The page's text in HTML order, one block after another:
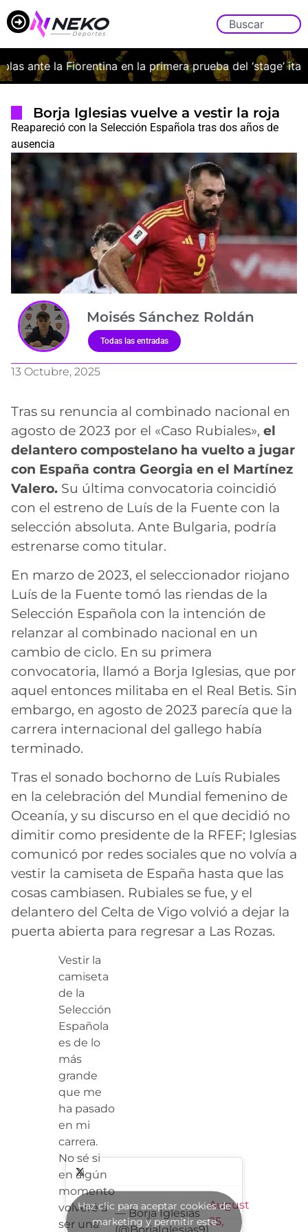
ante la Fiorentina en la primera prueba del ‘stage’
Borja Iglesias vuelve a vestir la roja
Reapareció con la Selección Española tras dos años de
ausencia
Moisés Sánchez Roldán
Todas las entradas
13 Octubre, 2025
Tras su renuncia al combinado nacional en
agosto de 2023 por el «Caso Rubiales», el
delantero compostelano ha vuelto a jugar
con España contra Georgia en el Martínez
Valero. Su última convocatoria coincidió
con el estreno de Luís de la Fuente con la
selección absoluta. Ante Bulgaria, podría
estrenarse como titular.
En marzo de 2023, el seleccionador riojano
Luís de la Fuente tomó las riendas de la
Selección Española con la intención de
relanzar al combinado nacional en un
cambio de ciclo. En su primera
convocatoria, llamó a Borja Iglesias, que por
aquel entonces militaba en el Real Betis. Sin
embargo, en agosto de 2023 parecía que la
carrera internacional del gallego había
terminado.
Tras el sonado bochorno de Luís Rubiales
en la celebración del Mundial femenino de
Oceanía, y su discurso en el que decidió no
dimitir como presidente de la RFEF; Iglesias
comunicó por redes sociales que no volvía a
vestir la camiseta de España hasta que las
cosas cambiasen. Rubiales se fue, y el
delantero del Celta de Vigo volvió a dejar la
puerta abierta para regresar a Las Rozas.
Vestir la
camiseta
de la
Selección
Española
es de lo
más
grande
que me
ha pasado
en mi
carrera.
No sé si
en algún
momento
volveré a
ser una
— Borja Iglesias
(@BorjaIglesias9)
August
25,
Haz clic para aceptar cookies de
marketing y permitir este